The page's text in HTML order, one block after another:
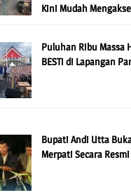
Kini Mudah
Puluhan Ribu Massa
BESTi di Lapangan
Bupati Andi Utta
Merpati Secara Resmi